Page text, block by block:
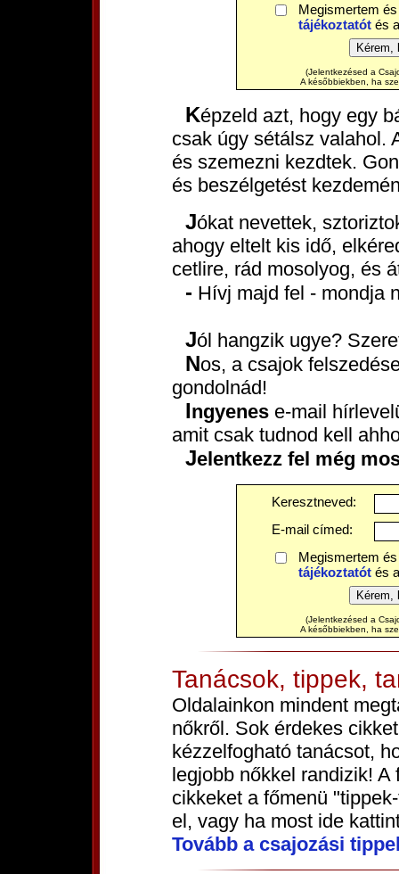
Megismertem
tájékoztatót és
(Jelentkezésed a
A későbbiekben, ha
Képzeld azt, hogy egy bárban vagy, vagy egy bulin, vagy
csak úgy sétálsz valahol.
és szemezni kezdtek.
és beszélgetést
Jókat nevettek, sztoriztok, és megismeritek egymást. Aztán
ahogy eltelt kis idő,
cetlire, rád mosolyog, és
- Hívj majd fel -
Jól hangzik ugye?
Nos, a csajok felszedése közel sem olyan nehéz, mint
gondolnád!
Ingyenes e-mail
amit csak tudnod kell
Jelentkezz fel még
Keresztneved:
E-mail címed:
Megismertem
tájékoztatót és
(Jelentkezésed a
A későbbiekben, ha
Tanácsok, tippek,
Oldalainkon mindent
nőkről. Sok érdekes
kézzelfogható tanácsot,
legjobb nőkkel randizik!
cikkeket a főmenü
el, vagy ha most ide
Tovább a csajozási